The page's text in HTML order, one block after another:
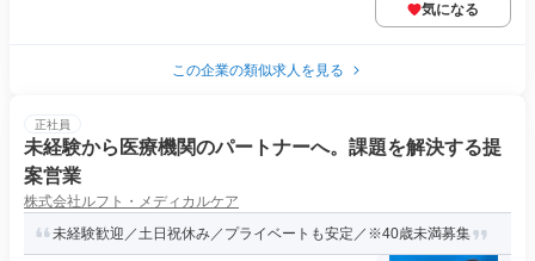
気になる
この企業の類似求人を見る
正社員
未経験から医療機関のパートナーへ。課題を解決する提
案営業
株式会社ルフト・メディカルケア
未経験歓迎／土日祝休み／プライベートも安定／※40歳未満募集